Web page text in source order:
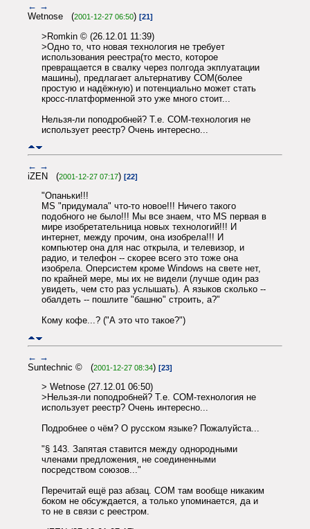
← →
Wetnose (2001-12-27 06:50) [21]
>Romkin © (26.12.01 11:39)
>Одно то, что новая технология не требует
использования реестра(то место, которое
превращается в свалку через полгода экплуатации
машины), предлагает альтернативу COM(более
простую и надёжную) и потенциально может стать
кросс-платформенной это уже много стоит...
Нельзя-ли поподробней? Т.е. COM-технология не
использует реестр? Очень интересно...
← →
iZEN (2001-12-27 07:17) [22]
"Опаньки!!!
MS "придумала" что-то новое!!! Ничего такого
подобного не было!!! Мы все знаем, что MS первая в
мире изобретательница новых технологий!!! И
интернет, между прочим, она изобрела!!! И
компьютер она для нас открыла, и телевизор, и
радио, и телефон -- скорее всего это тоже она
изобрела. Оперсистем кроме Windows на свете нет,
по крайней мере, мы их не видели (лучше один раз
увидеть, чем сто раз услышать). А языков сколько --
обалдеть -- пошлите "башню" строить, а?"
Кому кофе...? ("А это что такое?")
← →
Suntechnic © (2001-12-27 08:34) [23]
> Wetnose (27.12.01 06:50)
>Нельзя-ли поподробней? Т.е. COM-технология не
использует реестр? Очень интересно...
Подробнее о чём? О русском языке? Пожалуйста...
"§ 143. Запятая ставится между однородными
членами предложения, не соединенными
посредством союзов..."
Перечитай ещё раз абзац. COM там вообще никаким
боком не обсуждается, а только упоминается, да и
то не в связи с реестром.